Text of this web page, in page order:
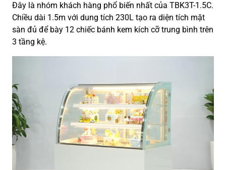
Đây là nhóm khách hàng phổ biến nhất của TBK3T-1.5C.
Chiều dài 1.5m với dung tích 230L tạo ra diện tích mặt
sàn đủ để bày 12 chiếc bánh kem kích cỡ trung bình trên
3 tầng kệ.